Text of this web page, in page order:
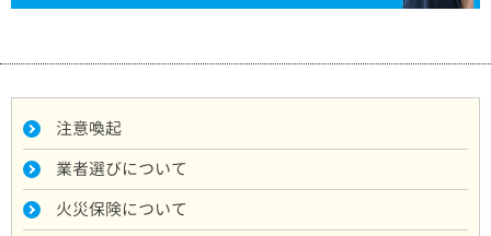
注意喚起
業者選びについて
火災保険について